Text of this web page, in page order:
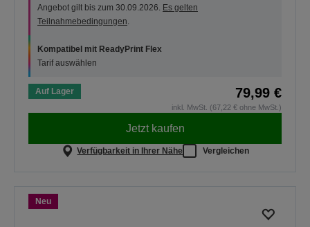
Angebot gilt bis zum 30.09.2026. Es gelten
Teilnahmebedingungen.
Kompatibel mit ReadyPrint Flex
Tarif auswählen
Auf Lager 79,99 €
inkl. MwSt. (67,22 € ohne MwSt.)
Jetzt kaufen
Verfügbarkeit in Ihrer Nähe Vergleichen
Neu